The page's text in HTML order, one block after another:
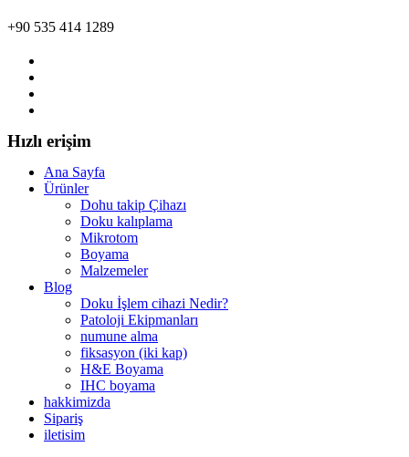
+90 535 414 1289
Hızlı erişim
Ana Sayfa
Ürünler
Dohu takip Çihazı
Doku kalıplama
Mikrotom
Boyama
Malzemeler
Blog
Doku İşlem cihazi Nedir?
Patoloji Ekipmanları
numune alma
fiksasyon (iki kap)
H&E Boyama
IHC boyama
hakkimizda
Sipariş
iletisim